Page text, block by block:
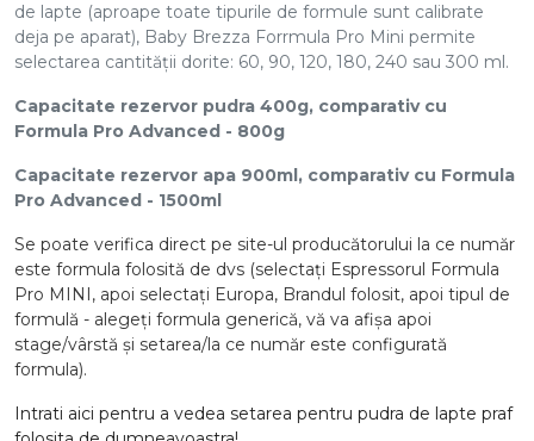
de lapte (aproape toate tipurile de formule sunt calibrate
deja pe aparat), Baby Brezza Forrmula Pro Mini permite
selectarea cantității dorite: 60, 90, 120, 180, 240 sau 300 ml.
Capacitate rezervor pudra 400g, comparativ cu
Formula Pro Advanced - 800g
Capacitate rezervor apa 900ml, comparativ cu Formula
Pro Advanced - 1500ml
Se poate verifica direct pe site-ul producătorului la ce număr
este formula folosită de dvs (selectați Espressorul Formula
Pro MINI, apoi selectați Europa, Brandul folosit, apoi tipul de
formulă - alegeți formula generică, vă va afișa apoi
stage/vârstă și setarea/la ce număr este configurată
formula).
Intrati aici pentru a vedea setarea pentru pudra de lapte praf